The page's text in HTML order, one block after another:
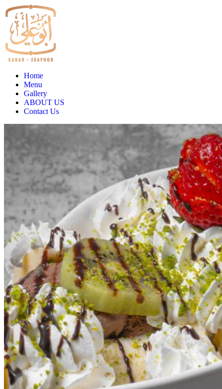
Home
Menu
Gallery
ABOUT US
Contact Us